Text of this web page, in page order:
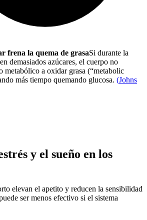
frena la quema de grasaSi durante la
demasiados azúcares, el cuerpo no
metabólico a oxidar grasa (“metabolic
más tiempo quemando glucosa. (Johns
y el sueño en los
elevan el apetito y reducen la sensibilidad
ser menos efectivo si el sistema